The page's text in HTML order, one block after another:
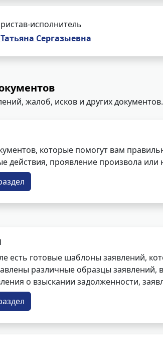
исполнитель
Сергазыевна
жалоб, исков и других документов.
которые помогут вам
действия, проявление произвола
есть готовые шаблоны заявлений,
различные образцы заявлений,
о взыскании задолженности,